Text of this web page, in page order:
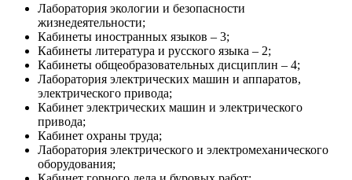
Лаборатория экологии и безопасности
жизнедеятельности;
Кабинеты иностранных языков – 3;
Кабинеты литература и русского языка – 2;
Кабинеты общеобразовательных дисциплин – 4;
Лаборатория электрических машин и аппаратов,
электрического привода;
Кабинет электрических машин и электрического
привода;
Кабинет охраны труда;
Лаборатория электрического и электромеханического
оборудования;